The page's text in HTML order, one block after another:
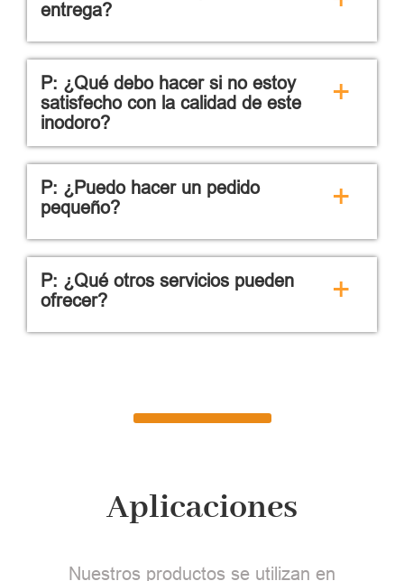
entrega?
P: ¿Qué debo hacer si no estoy
satisfecho con la calidad de este
inodoro?
+
P: ¿Puedo hacer un pedido
pequeño?
+
P: ¿Qué otros servicios pueden
ofrecer?
+
Aplicaciones
Nuestros productos se utilizan en